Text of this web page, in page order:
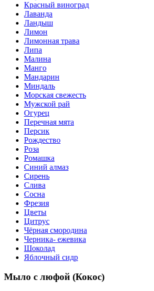
Красный виноград
Лаванда
Ландыш
Лимон
Лимонная трава
Липа
Малина
Манго
Мандарин
Миндаль
Морская свежесть
Мужской рай
Огурец
Перечная мята
Персик
Рождество
Роза
Ромашка
Синий алмаз
Сирень
Слива
Сосна
Фрезия
Цветы
Цитрус
Чёрная смородина
Черника- ежевика
Шоколад
Яблочный сидр
Мыло с люфой (Кокос)